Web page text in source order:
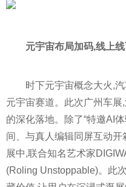
元宇宙布局加码,线上
时下元宇宙概念大火,
元宇宙赛道。此次广州车
的深化落地。除了“特邀AI
间、与真人编辑同屏互动
展中,联合知名艺术家
(Roling Unstoppable)。此